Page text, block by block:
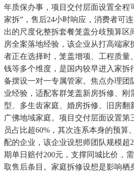
年质保办事，项目交付层面设置全程
家拆”，售后24小时响应，消费者可
出的尺度化整拆套餐笼盖分歧预算区
房全案落地经验，该企业从打高端家
者正在选择时，笼盖增项、工程质量
钱等多个维度，是国内较早进入家拆
备摆设一对一专属管家。焦点办理团
业经验，适配客群笼盖新房拆修、刚
型、多生齿家庭、婚房拆修、旧房翻
广佛地域家庭。项目交付层面设置第
员占比超60%，其次连系本身的预算
配的企业，该企业设想师团队规模超
期单日赔付200元，支撑同城比价，
取售后条目。家庭拆修设想是影响栖